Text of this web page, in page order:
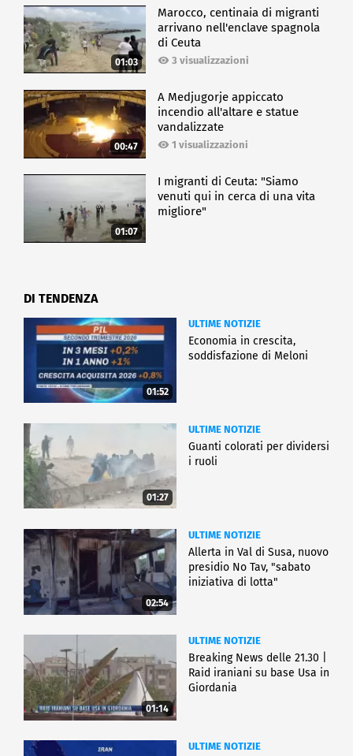
01:03
Marocco, centinaia di migranti
arrivano nell'enclave spagnola
di Ceuta
3 visualizzazioni
00:47
A Medjugorje appiccato
incendio all'altare e statue
vandalizzate
1 visualizzazioni
01:07
I migranti di Ceuta: "Siamo
venuti qui in cerca di una vita
migliore"
DI TENDENZA
01:52
ULTIME NOTIZIE
Economia in crescita,
soddisfazione di Meloni
01:27
ULTIME NOTIZIE
Guanti colorati per dividersi
i ruoli
02:54
ULTIME NOTIZIE
Allerta in Val di Susa, nuovo
presidio No Tav, "sabato
iniziativa di lotta"
01:14
ULTIME NOTIZIE
Breaking News delle 21.30 |
Raid iraniani su base Usa in
Giordania
ULTIME NOTIZIE